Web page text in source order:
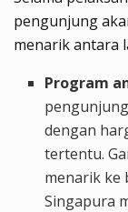
pengunjung
menarik antara
Program
dengan
tertentu.
menarik ke
Singapura